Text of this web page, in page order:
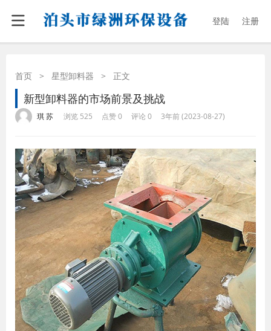
登陆 注册
首页 > 星型卸料器 > 正文
新型卸料器的市场前景及挑战
琪 苏 浏览 525 点赞 0 评论 0 3年前 (2023-08-27)